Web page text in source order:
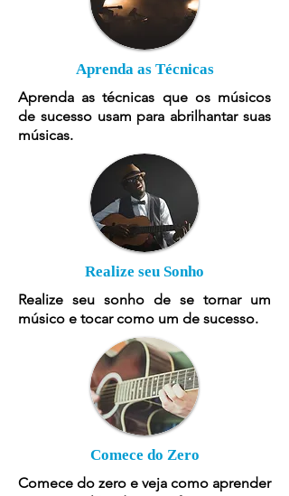
Aprenda as Técnicas
Aprenda as técnicas que os músicos
de sucesso usam para abrilhantar suas
músicas.
Realize seu Sonho
Realize seu sonho de se tornar um
músico e tocar como um de sucesso.
Comece do Zero
Comece do zero e veja como aprender